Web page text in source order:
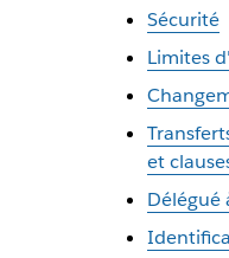
Sécurité
Limites
et
Délégué